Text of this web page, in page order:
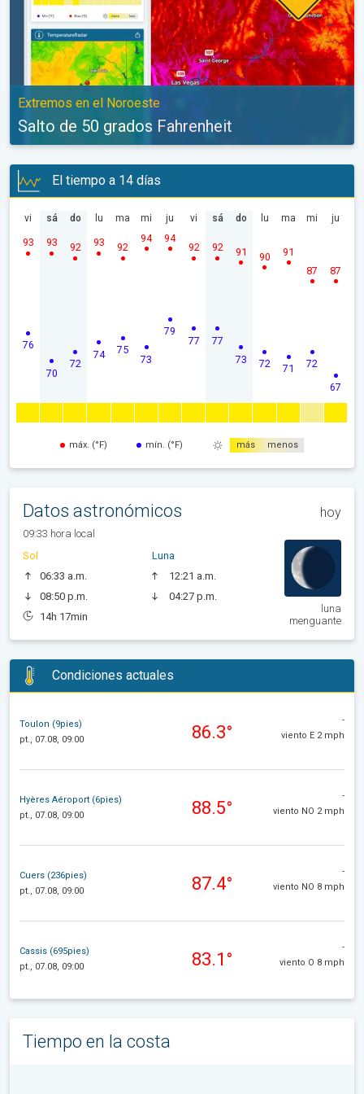
Extremos en el Noroeste
Salto de 50 grados Fahrenheit
El tiempo a 14 días
vi
76
93
sá
70
93
do
72
92
lu
74
93
ma
75
92
mi
73
94
ju
79
94
vi
77
92
sá
77
92
do
73
91
lu
72
90
ma
71
91
mi
72
87
ju
67
87
máx. (°F) mín. (°F) más menos
Datos astronómicos hoy
09:33 hora local
Sol
06:33 a.m.
08:50 p.m.
14h 17min
Luna
12:21 a.m.
04:27 p.m.
luna
menguante
Condiciones actuales
Toulon (9pies)
pt., 07.08, 09:00
86.3°
-
viento E 2 mph
Hyères Aéroport (6pies)
pt., 07.08, 09:00
88.5°
-
viento NO 2 mph
Cuers (236pies)
pt., 07.08, 09:00
87.4°
-
viento NO 8 mph
Cassis (695pies)
pt., 07.08, 09:00
83.1°
-
viento O 8 mph
Tiempo en la costa